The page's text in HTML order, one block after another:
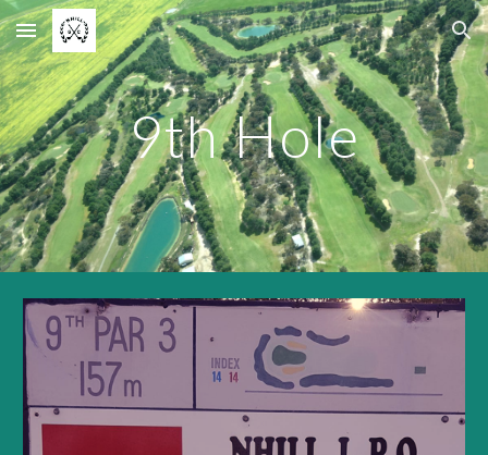
Skip to main content Skip to navigation
9th Hole